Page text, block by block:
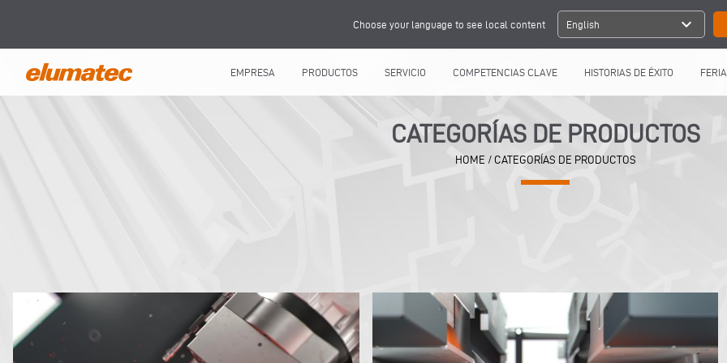
Choose your language to see local content English expand_more
EMPRESA PRODUCTOS SERVICIO COMPETENCIAS CLAVE HISTORIAS DE ÉXITO
CATEGORÍAS DE PRODUCTOS
HOME / CATEGORÍAS DE PRODUCTOS